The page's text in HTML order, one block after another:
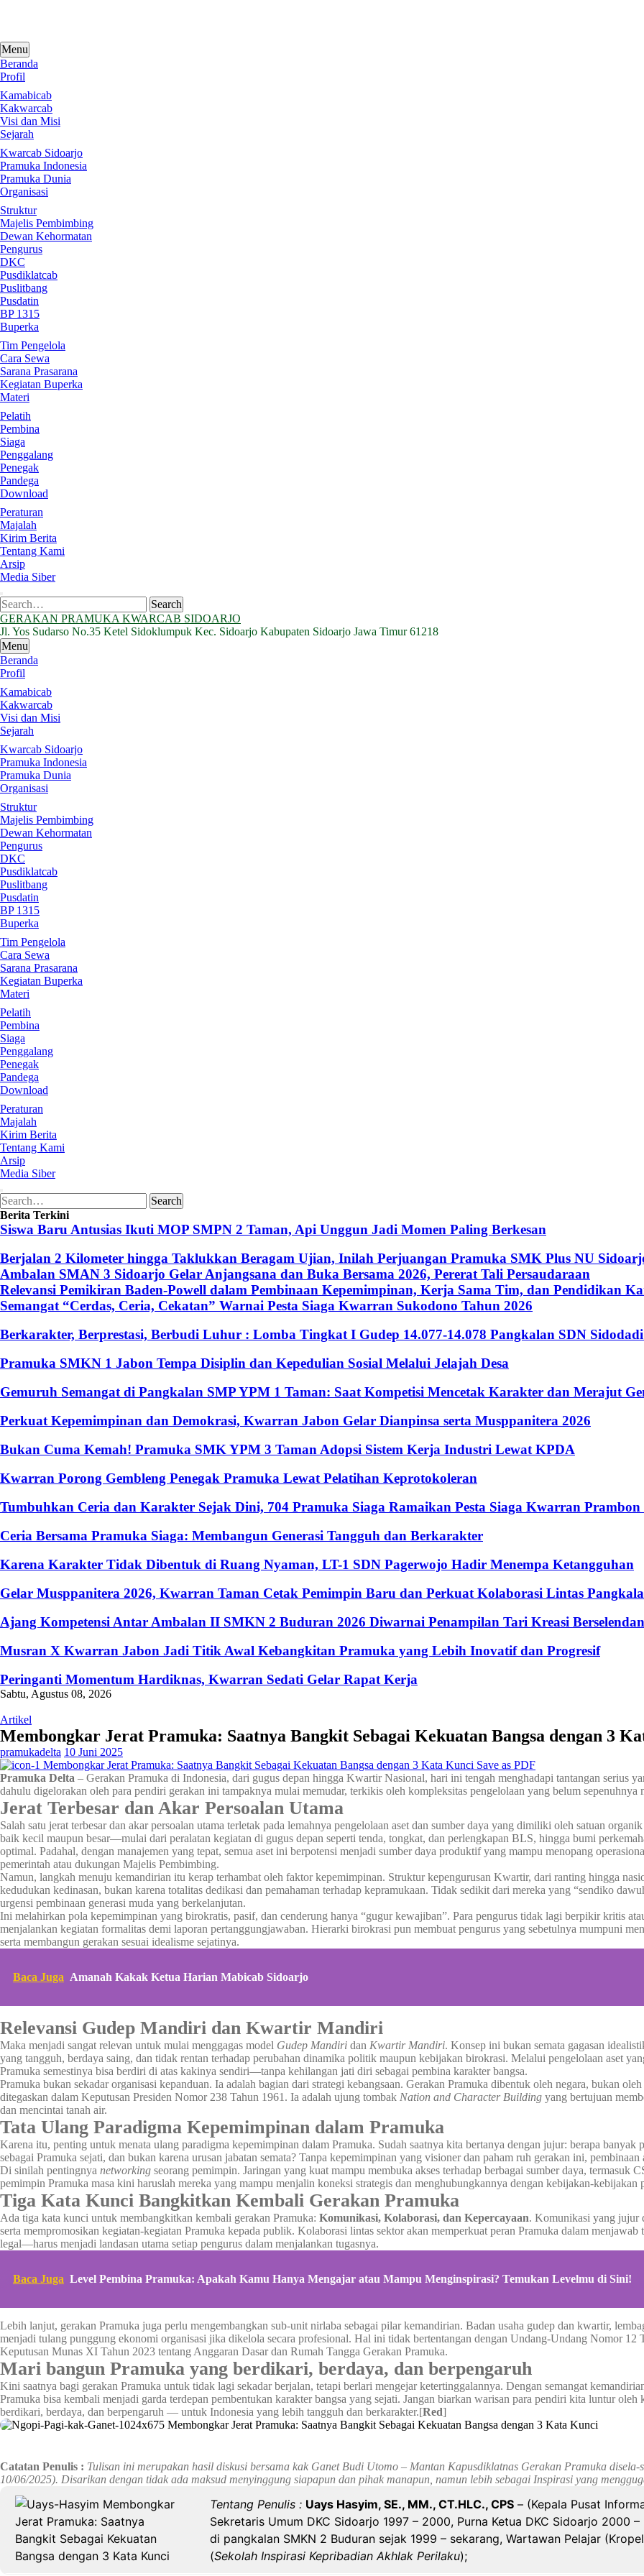
Menu
Beranda
Profil
Kamabicab
Kakwarcab
Visi dan Misi
Sejarah
Kwarcab Sidoarjo
Pramuka Indonesia
Pramuka Dunia
Organisasi
Struktur
Majelis Pembimbing
Dewan Kehormatan
Pengurus
DKC
Pusdiklatcab
Puslitbang
Pusdatin
BP 1315
Buperka
Tim Pengelola
Cara Sewa
Sarana Prasarana
Kegiatan Buperka
Materi
Pelatih
Pembina
Siaga
Penggalang
Penegak
Pandega
Download
Peraturan
Majalah
Kirim Berita
Tentang Kami
Arsip
Media Siber
Search
for:
Search
GERAKAN PRAMUKA KWARCAB SIDOARJO
Jl. Yos Sudarso No.35 Ketel Sidoklumpuk Kec. Sidoarjo Kabupaten Sidoarjo Jawa Timur 61218
Menu
Beranda
Profil
Kamabicab
Kakwarcab
Visi dan Misi
Sejarah
Kwarcab Sidoarjo
Pramuka Indonesia
Pramuka Dunia
Organisasi
Struktur
Majelis Pembimbing
Dewan Kehormatan
Pengurus
DKC
Pusdiklatcab
Puslitbang
Pusdatin
BP 1315
Buperka
Tim Pengelola
Cara Sewa
Sarana Prasarana
Kegiatan Buperka
Materi
Pelatih
Pembina
Siaga
Penggalang
Penegak
Pandega
Download
Peraturan
Majalah
Kirim Berita
Tentang Kami
Arsip
Media Siber
Search
for:
Search
Berita Terkini
Siswa Baru Antusias Ikuti MOP SMPN 2 Taman, Api Unggun Jadi Momen Paling Berkesan
Berjalan 2 Kilometer hingga Taklukkan Beragam Ujian, Inilah Perjuangan Pramuka SMK Plus NU
Ambalan SMAN 3 Sidoarjo Gelar Anjangsana dan Buka Bersama 2026, Pererat Tali Persaudaraan
Relevansi Pemikiran Baden-Powell dalam Pembinaan Kepemimpinan, Kerja Sama Tim, dan Pendidikan
Semangat “Cerdas, Ceria, Cekatan” Warnai Pesta Siaga Kwarran Sukodono Tahun 2026
Berkarakter, Berprestasi, Berbudi Luhur : Lomba Tingkat I Gudep 14.077-14.078 Pangkalan SDN
Pramuka SMKN 1 Jabon Tempa Disiplin dan Kepedulian Sosial Melalui Jelajah Desa
Gemuruh Semangat di Pangkalan SMP YPM 1 Taman: Saat Kompetisi Mencetak Karakter dan Merajut
Perkuat Kepemimpinan dan Demokrasi, Kwarran Jabon Gelar Dianpinsa serta Musppanitera 2026
Bukan Cuma Kemah! Pramuka SMK YPM 3 Taman Adopsi Sistem Kerja Industri Lewat KPDA
Kwarran Porong Gembleng Penegak Pramuka Lewat Pelatihan Keprotokoleran
Tumbuhkan Ceria dan Karakter Sejak Dini, 704 Pramuka Siaga Ramaikan Pesta Siaga Kwarran Prambon
Ceria Bersama Pramuka Siaga: Membangun Generasi Tangguh dan Berkarakter
Karena Karakter Tidak Dibentuk di Ruang Nyaman, LT-1 SDN Pagerwojo Hadir Menempa Ketangguhan
Gelar Musppanitera 2026, Kwarran Taman Cetak Pemimpin Baru dan Perkuat Kolaborasi Lintas
Ajang Kompetensi Antar Ambalan II SMKN 2 Buduran 2026 Diwarnai Penampilan Tari Kreasi
Musran X Kwarran Jabon Jadi Titik Awal Kebangkitan Pramuka yang Lebih Inovatif dan Progresif
Peringanti Momentum Hardiknas, Kwarran Sedati Gelar Rapat Kerja
Sabtu, Agustus 08, 2026
Artikel
Membongkar Jerat Pramuka: Saatnya Bangkit Sebagai Kekuatan Bangsa dengan 3
pramukadelta 10 Juni 2025
Save as PDF
Pramuka Delta – Gerakan Pramuka di Indonesia, dari gugus depan hingga Kwartir Nasional, hari ini tengah menghadapi tantangan serius
dahulu digelorakan oleh para pendiri gerakan ini tampaknya mulai memudar, terkikis oleh kompleksitas pengelolaan yang belum
Jerat Terbesar dan Akar Persoalan Utama
Salah satu jerat terbesar dan akar persoalan utama terletak pada lemahnya pengelolaan aset dan sumber daya yang dimiliki oleh satuan
baik kecil maupun besar—mulai dari peralatan kegiatan di gugus depan seperti tenda, tongkat, dan perlengkapan BLS, hingga bumi
optimal. Padahal, dengan manajemen yang tepat, semua aset ini berpotensi menjadi sumber daya produktif yang mampu menopang
pemerintah atau dukungan Majelis Pembimbing.
Namun, langkah menuju kemandirian itu kerap terhambat oleh faktor kepemimpinan. Struktur kepengurusan Kwartir, dari ranting hingga
kedudukan kedinasan, bukan karena totalitas dedikasi dan pemahaman terhadap kepramukaan. Tidak sedikit dari mereka yang “sendiko
urgensi pembinaan generasi muda yang berkelanjutan.
Ini melahirkan pola kepemimpinan yang birokratis, pasif, dan cenderung hanya “gugur kewajiban”. Para pengurus tidak lagi berpikir kritis
menjalankan kegiatan formalitas demi laporan pertanggungjawaban. Hierarki birokrasi pun membuat pengurus yang sebetulnya mumpuni
serta membangun gerakan sesuai idealisme sejatinya.
Baca Juga Amanah Kakak Ketua Harian Mabicab Sidoarjo
Relevansi Gudep Mandiri dan Kwartir Mandiri
Maka menjadi sangat relevan untuk mulai menggagas model Gudep Mandiri dan Kwartir Mandiri. Konsep ini bukan semata gagasan
yang tangguh, berdaya saing, dan tidak rentan terhadap perubahan dinamika politik maupun kebijakan birokrasi. Melalui pengelolaan aset
Pramuka semestinya bisa berdiri di atas kakinya sendiri—tanpa kehilangan jati diri sebagai pembina karakter bangsa.
Pramuka bukan sekadar organisasi kepanduan. Ia adalah bagian dari strategi kebangsaan. Gerakan Pramuka dibentuk oleh negara, bukan
ditegaskan dalam Keputusan Presiden Nomor 238 Tahun 1961. Ia adalah ujung tombak Nation and Character Building yang bertujuan
dan mencintai tanah air.
Tata Ulang Paradigma Kepemimpinan dalam Pramuka
Karena itu, penting untuk menata ulang paradigma kepemimpinan dalam Pramuka. Sudah saatnya kita bertanya dengan jujur: berapa
sebagai Pramuka sejati, dan bukan karena urusan jabatan semata? Tanpa kepemimpinan yang visioner dan paham ruh gerakan ini,
Di sinilah pentingnya networking seorang pemimpin. Jaringan yang kuat mampu membuka akses terhadap berbagai sumber daya, termasuk
pemimpin Pramuka masa kini haruslah mereka yang mampu menjalin koneksi strategis dan menghubungkannya dengan kebijakan-kebijakan
Tiga Kata Kunci Bangkitkan Kembali Gerakan Pramuka
Ada tiga kata kunci untuk membangkitkan kembali gerakan Pramuka: Komunikasi, Kolaborasi, dan Kepercayaan. Komunikasi yang jujur
serta mempromosikan kegiatan-kegiatan Pramuka kepada publik. Kolaborasi lintas sektor akan memperkuat peran Pramuka dalam
legal—harus menjadi landasan utama setiap pengurus dalam menjalankan tugasnya.
Baca Juga Level Pembina Pramuka: Apakah Kamu Hanya Mengajar atau Mampu Menginspirasi? Temukan Levelmu di Sini!
Lebih lanjut, gerakan Pramuka juga perlu mengembangkan sub-unit nirlaba sebagai pilar kemandirian. Badan usaha gudep dan kwartir,
menjadi tulang punggung ekonomi organisasi jika dikelola secara profesional. Hal ini tidak bertentangan dengan Undang-Undang Nomor 12
Keputusan Munas XI Tahun 2023 tentang Anggaran Dasar dan Rumah Tangga Gerakan Pramuka.
Mari bangun Pramuka yang berdikari, berdaya, dan berpengaruh
Kini saatnya bagi gerakan Pramuka untuk tidak lagi sekadar berjalan, tetapi berlari mengejar ketertinggalannya. Dengan semangat
Pramuka bisa kembali menjadi garda terdepan pembentukan karakter bangsa yang sejati. Jangan biarkan warisan para pendiri kita luntur
berdikari, berdaya, dan berpengaruh — untuk Indonesia yang lebih tangguh dan berkarakter.[Red]
Catatan Penulis : Tulisan ini merupakan hasil diskusi bersama kak Ganet Budi Utomo – Mantan Kapusdiklatnas Gerakan Pramuka
10/06/2025). Disarikan dengan tidak ada maksud menyinggung siapapun dan pihak manapun, namun lebih sebagai Inspirasi yang
Tentang Penulis : Uays Hasyim, SE., MM., CT.HLC., CPS – (Kepala Pusat
Sekretaris Umum DKC Sidoarjo 1997 – 2000, Purna Ketua DKC Sidoarjo 2000
di pangkalan SMKN 2 Buduran sejak 1999 – sekarang, Wartawan Pelajar
(Sekolah Inspirasi Kepribadian Akhlak Perilaku);